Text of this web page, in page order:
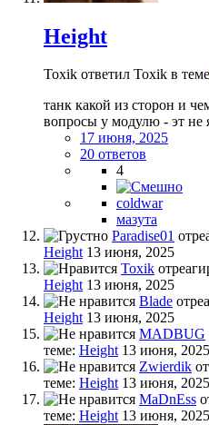
Height
Toxik ответил Toxik в теме
танк какой из сторон и
вопросы у модулю - эт не
17 июня, 2025
20 ответов
4
coldwar
мазута
Paradise01
Height 13 июня, 2025
Toxik
Height 13 июня, 2025
Blade
Height 13 июня, 2025
MADBUG
теме: Height 13 июня, 2025
Zwierdik
теме: Height 13 июня, 2025
MaDnEss
теме: Height 13 июня, 2025